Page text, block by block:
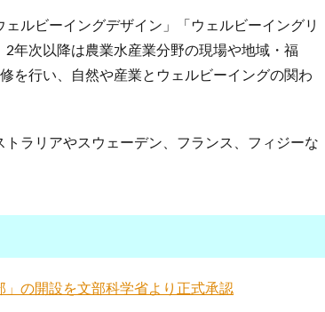
ルビーイングデザイン」「ウェルビーイングリ
年次以降は農業水産業分野の現場や地域・福
を行い、自然や産業とウェルビーイングの関わ
ラリアやスウェーデン、フランス、フィジーな
の開設を文部科学省より正式承認